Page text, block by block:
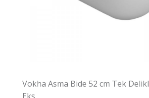
Vokha Asma Bide 52 cm Tek